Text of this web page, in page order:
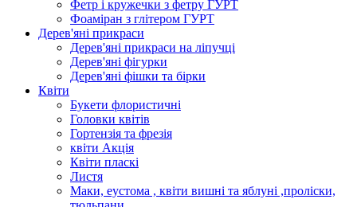
Фетр і кружечки з фетру ГУРТ
Фоаміран з глітером ГУРТ
Дерев'яні прикраси
Дерев'яні прикраси на ліпучці
Дерев'яні фігурки
Дерев'яні фішки та бірки
Квіти
Букети флористичні
Головки квітів
Гортензія та фрезія
квіти Акція
Квіти пласкі
Листя
Маки, еустома , квіти вишні та яблуні ,проліски,